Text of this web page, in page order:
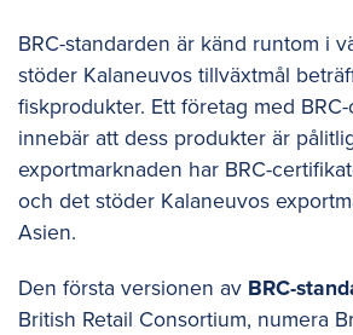
BRC-standarden är känd runtom i
stöder Kalaneuvos tillväxtmål
fiskprodukter. Ett företag med
innebär att dess produkter är
exportmarknaden har BRC-
och det stöder Kalaneuvos
Asien.
Den första versionen av BRC-
British Retail Consortium, numera